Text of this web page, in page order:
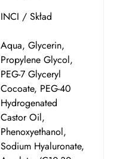
INCI / Skład
Aqua, Glycerin,
Propylene Glycol,
PEG-7 Glyceryl
Cocoate, PEG-40
Hydrogenated
Castor Oil,
Phenoxyethanol,
Sodium Hyaluronate,